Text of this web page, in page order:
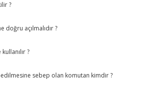
?
doğru açılmalıdır ?
?
sebep olan komutan kimdir ?